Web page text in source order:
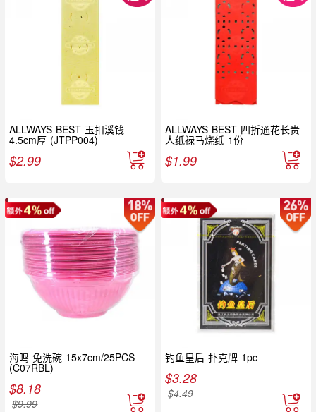
ALLWAYS BEST 玉扣溪钱
4.5cm厚 (JTPP004)
$2.99
ALLWAYS BEST 四折通花长贵
人纸禄马烧纸 1份
$1.99
海鸣 免洗碗 15x7cm/25PCS
(C07RBL)
$8.18
$9.99
钓鱼皇后 扑克牌 1pc
$3.28
$4.49